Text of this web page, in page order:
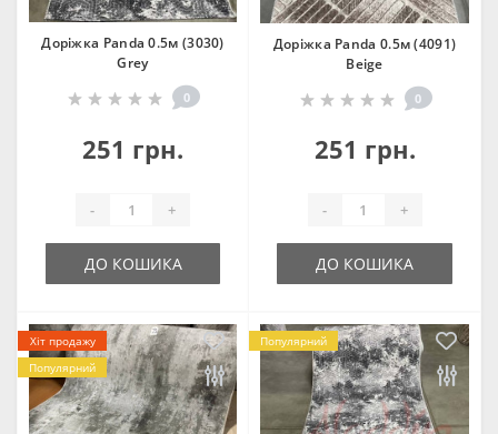
Доріжка Panda 0.5м (3030)
Grey
0
251 грн.
- +
ДО КОШИКА
Доріжка Panda 0.5м (4091)
Beige
0
251 грн.
- +
ДО КОШИКА
Хіт продажу
Популярний
Популярний